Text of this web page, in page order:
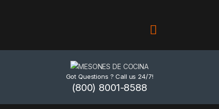
Got Questions ? Call us 24/7!
(800) 8001-8588